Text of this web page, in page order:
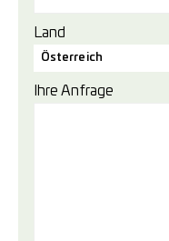
Land
Österreich
Ihre Anfrage